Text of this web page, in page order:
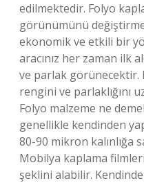
edilmektedir. Folyo
görünümünü
ekonomik ve etkili bir
aracınız her zaman ilk
ve parlak görünecektir.
rengini ve parlaklığını
Folyo malzeme ne
genellikle kendinden
80-90 mikron kalınlığa
Mobilya kaplama
şeklini alabilir.